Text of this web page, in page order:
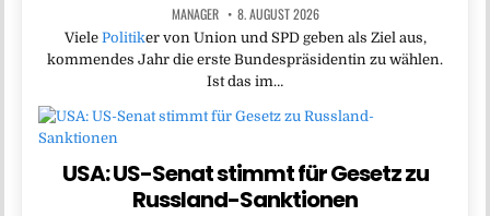
MANAGER 8. AUGUST 2026
Viele Politiker von Union und SPD geben als Ziel aus,
kommendes Jahr die erste Bundespräsidentin zu wählen.
Ist das im…
USA: US-Senat stimmt für Gesetz zu
Russland-Sanktionen